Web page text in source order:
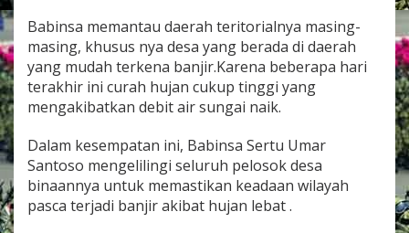
m
i
l
1
/
B
r
e
u
e
n
Babinsa memantau daerah teritorialnya masing-
masing, khusus nya desa yang berada di daerah
yang mudah terkena banjir.Karena beberapa hari
terakhir ini curah hujan cukup tinggi yang
mengakibatkan debit air sungai naik.
Dalam kesempatan ini, Babinsa Sertu Umar
Santoso mengelilingi seluruh pelosok desa
binaannya untuk memastikan keadaan wilayah
pasca terjadi banjir akibat hujan lebat .